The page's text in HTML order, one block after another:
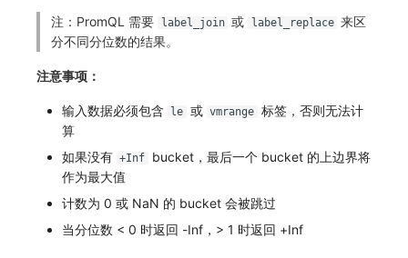
注：PromQL 需要 label_join 或 label_replace 来区
分不同分位数的结果。
注意事项：
输入数据必须包含 le 或 vmrange 标签，否则无法计
算
如果没有 +Inf
bucket，最后一个 bucket 的上边界将
作为最大值
计数为 0 或 NaN 的 bucket 会被跳过
当分位数 < 0 时返回 -Inf，> 1 时返回 +Inf